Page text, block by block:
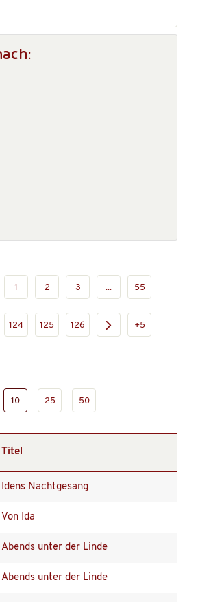
1 2 3 ... 55
124 125 126 +5
10 25 50
Titel
Idens Nachtgesang
Von Ida
Abends unter der Linde
Abends unter der Linde